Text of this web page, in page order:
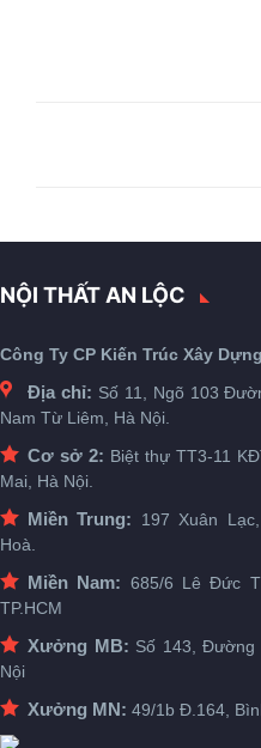
NỘI THẤT AN LỘC
Công Ty CP Kiến Trúc Xây
Địa chỉ: Số 11, Ngõ 103
Nam Từ Liêm, Hà Nội.
Cơ sở 2: Biệt thự TT3-11
Mai, Hà Nội.
Miền Trung: 197 Xuân
Hoà.
Miền Nam: 685/6 Lê Đức
TP.HCM
Xưởng MB: Số 143, Đường
Nội
Xưởng MN: 49/1b Đ.164,